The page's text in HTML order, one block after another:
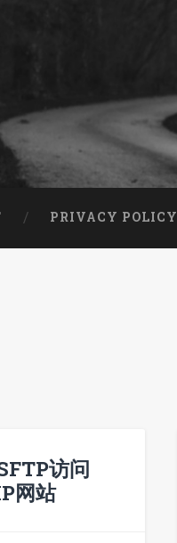
PRIVACY POLICY
访问
网站